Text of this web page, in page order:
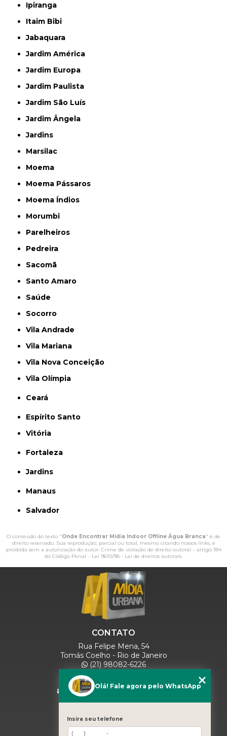
Ipiranga
Itaim Bibi
Jabaquara
Jardim América
Jardim Europa
Jardim Paulista
Jardim São Luís
Jardim Ângela
Jardins
Marsilac
Moema
Moema Pássaros
Moema Índios
Morumbi
Parelheiros
Pedreira
Sacomã
Santo Amaro
Saúde
Socorro
Vila Andrade
Vila Mariana
Vila Nova Conceição
Vila Olímpia
Ceará
Espírito Santo
Vitória
Fortaleza
Jardins
Manaus
Salvador
O conteúdo do texto "Onde Encontrar Mídia Indoor Offline Água Branca" é de
direito reservado. Sua reprodução, parcial ou total, mesmo citando nossos links, é
proibida sem a autorização do autor. Crime de violação de direito autoral – artigo 184
do Código Penal – Lei 9610/98 - Lei de direitos autorais.
CONTATO
Rua Felipe Mena, 54
Tomás Coelho - Rio de Janeiro
(21) 98082-6226
(21) 97280-9600
(11) 93071-5918
comercialmidiaurbana@gmail.com
Olá! Fale agora pelo WhatsApp
Insira seu telefone